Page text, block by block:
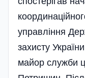
управління
захисту
майор служби